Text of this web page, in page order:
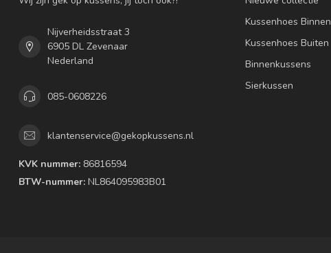
Nijverheidsstraat 3
6905 DL Zevenaar
Nederland
085-0608226
klantenservice@gekopkussens.nl
KVK nummer: 86816594
BTW-nummer: NL864095983B01
Kussenhoes Binnen
Kussenhoes Buiten
Binnenkussens
Sierkussen